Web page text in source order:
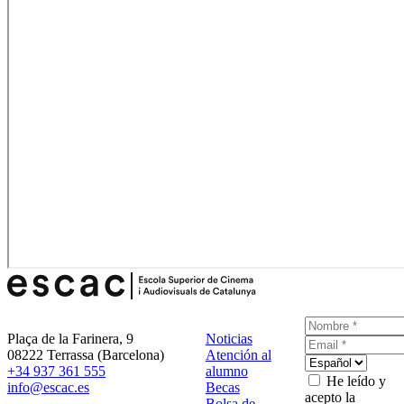
Plaça de la Farinera, 9
08222 Terrassa (Barcelona)
+34 937 361 555
info@escac.es
Noticias
Atención al
alumno
Becas
He leído y
acepto la